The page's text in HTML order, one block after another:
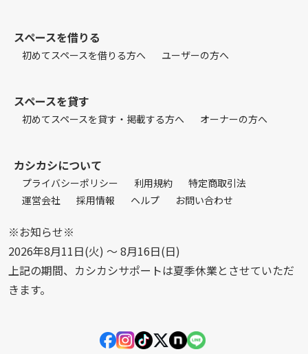
スペースを借りる
初めてスペースを借りる方へ ユーザーの方へ
スペースを貸す
初めてスペースを貸す・掲載する方へ オーナーの方へ
カシカシについて
プライバシーポリシー 利用規約
特定商取引法
運営会社
採用情報 ヘルプ お問い合わせ
※お知らせ※
2026年8月11日(火) 〜 8月16日(日)
上記の期間、カシカシサポートは夏季休業とさせていただ
きます。